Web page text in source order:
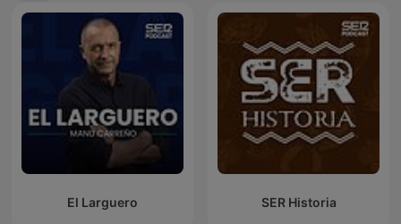
El Larguero SER Historia